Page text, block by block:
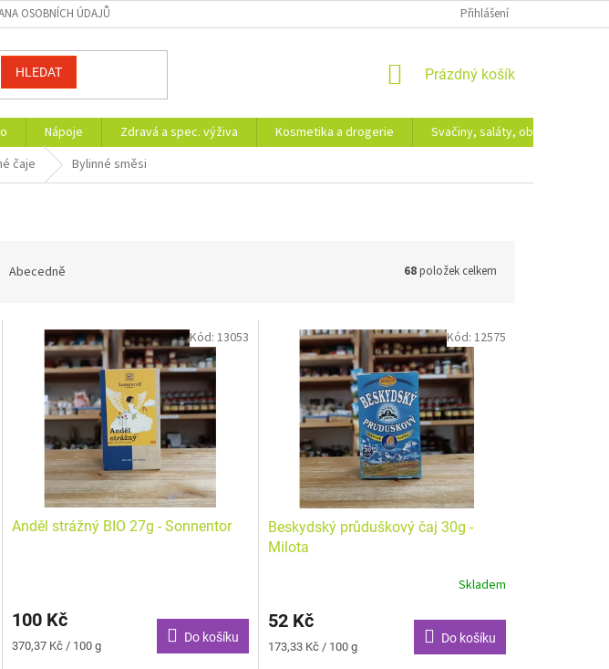
OSOBNÍCH ÚDAJŮ Přihlášení
HLEDAT
NÁKUPNÍ
Prázdný košík
Nápoje Zdravá a spec. výživa Kosmetika a drogerie Svačiny, saláty, obědy
čaje Bylinné směsi
Abecedně 68položek celkem
Anděl strážný BIO 27g - Sonnentor
100 Kč
Měrná
370,37 Kč / 100 g
Do košíku
Kód: 13053
Beskydský průduškový čaj 30g -
Milota
Skladem
52 Kč
Měrná
173,33 Kč / 100 g
Do košíku
Kód: 12575